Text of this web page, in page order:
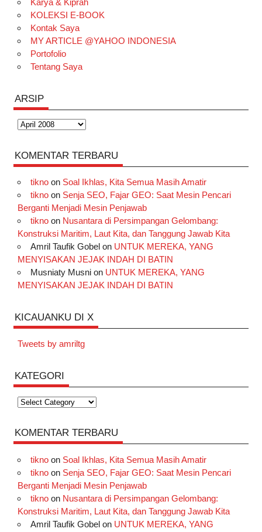
k
a
m
Karya & Kiprah
KOLEKSI E-BOOK
Kontak Saya
MY ARTICLE @YAHOO INDONESIA
Portofolio
Tentang Saya
ARSIP
Arsip
KOMENTAR TERBARU
tiknoon Soal Ikhlas, Kita Semua Masih Amatir
tiknoon Senja SEO, Fajar GEO: Saat Mesin Pencari
Berganti Menjadi Mesin Penjawab
tiknoon Nusantara di Persimpangan Gelombang:
Konstruksi Maritim, Laut Kita, dan Tanggung Jawab Kita
Amril Taufik Gobelon UNTUK MEREKA, YANG
MENYISAKAN JEJAK INDAH DI BATIN
Musniaty Musnion UNTUK MEREKA, YANG
MENYISAKAN JEJAK INDAH DI BATIN
KICAUANKU DI X
Tweets by amriltg
KATEGORI
Kategori
KOMENTAR TERBARU
tiknoon Soal Ikhlas, Kita Semua Masih Amatir
tiknoon Senja SEO, Fajar GEO: Saat Mesin Pencari
Berganti Menjadi Mesin Penjawab
tiknoon Nusantara di Persimpangan Gelombang:
Konstruksi Maritim, Laut Kita, dan Tanggung Jawab Kita
Amril Taufik Gobelon UNTUK MEREKA, YANG